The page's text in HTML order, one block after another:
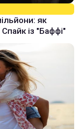
як
із "Баффі"